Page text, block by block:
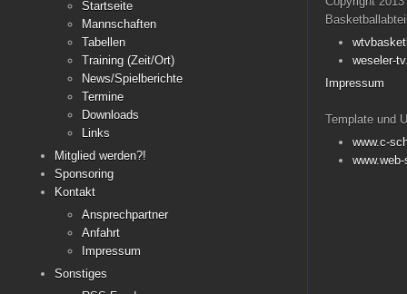
Startseite
Mannschaften
Tabellen
Training (Zeit/Ort)
News/Spielberichte
Termine
Downloads
Links
Mitglied werden?!
Sponsoring
Kontakt
Ansprechpartner
Anfahrt
Impressum
Sonstiges
weseler-
Impressum
Template und
www.c-